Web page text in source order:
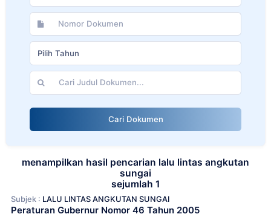
Pilih Tahun
Cari Dokumen
menampilkan hasil pencarian lalu lintas angkutan
sungai
sejumlah 1
Subjek : LALU LINTAS ANGKUTAN SUNGAI
Peraturan Gubernur Nomor 46 Tahun 2005